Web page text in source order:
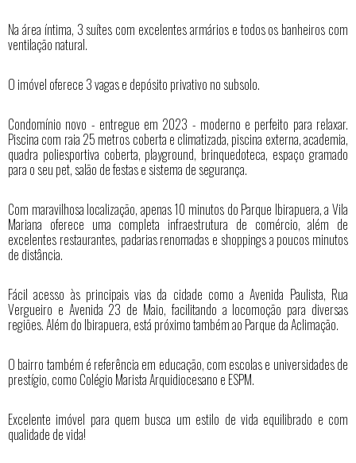
Na área íntima, 3 suítes com excelentes armários e todos os banheiros com
ventilação natural.
O imóvel oferece 3 vagas e depósito privativo no subsolo.
Condomínio novo - entregue em 2023 - moderno e perfeito para relaxar.
Piscina com raia 25 metros coberta e climatizada, piscina externa, academia,
quadra poliesportiva coberta, playground, brinquedoteca, espaço gramado
para o seu pet, salão de festas e sistema de segurança.
Com maravilhosa localização, apenas 10 minutos do Parque Ibirapuera, a Vila
Mariana oferece uma completa infraestrutura de comércio, além de
excelentes restaurantes, padarias renomadas e shoppings a poucos minutos
de distância.
Fácil acesso às principais vias da cidade como a Avenida Paulista, Rua
Vergueiro e Avenida 23 de Maio, facilitando a locomoção para diversas
regiões. Além do Ibirapuera, está próximo também ao Parque da Aclimação.
O bairro também é referência em educação, com escolas e universidades de
prestígio, como Colégio Marista Arquidiocesano e ESPM.
Excelente imóvel para quem busca um estilo de vida equilibrado e com
qualidade de vida!